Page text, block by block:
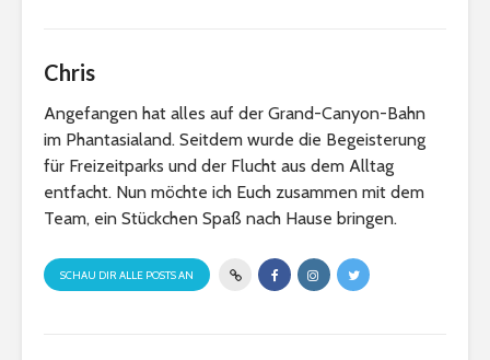
Chris
Angefangen hat alles auf der Grand-Canyon-Bahn
im Phantasialand. Seitdem wurde die Begeisterung
für Freizeitparks und der Flucht aus dem Alltag
entfacht. Nun möchte ich Euch zusammen mit dem
Team, ein Stückchen Spaß nach Hause bringen.
SCHAU DIR ALLE POSTS AN